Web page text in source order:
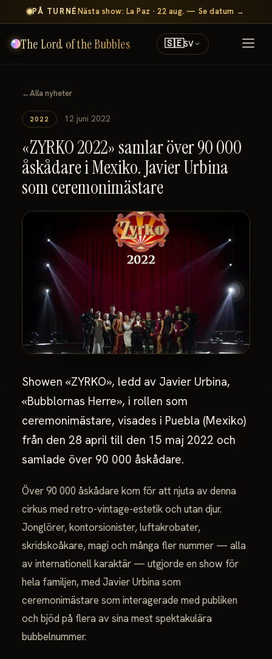
PÅ TURNÉNästa show: La Paz · 22 aug. — Se datum →
The Lord of the Bubbles 🇸🇪SV
←Alla nyheter
2022 12 juni 2022
«ZYRKO 2022» samlar över 90 000
åskådare i Mexiko. Javier Urbina
som ceremonimästare
Showen «ZYRKO», ledd av Javier Urbina,
«Bubblornas Herre», i rollen som
ceremonimästare, visades i Puebla (Mexiko)
från den 28 april till den 15 maj 2022 och
samlade över 90 000 åskådare.
Över 90 000 åskådare kom för att njuta av denna
cirkus med retro-vintage-estetik och utan djur.
Jonglörer, kontorsionister, luftakrobater,
skridskoåkare, magi och många fler nummer — alla
av internationell karaktär — utgjorde en show för
hela familjen, med Javier Urbina som
ceremonimästare som interagerade med publiken
och bjöd på flera av sina mest spektakulära
bubbelnummer.